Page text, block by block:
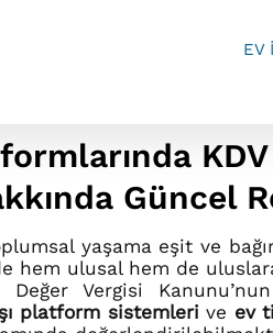
EV
Güncel
yaşama eşit ve
hem ulusal hem de
Değer Vergisi
platform sistemleri ve ev